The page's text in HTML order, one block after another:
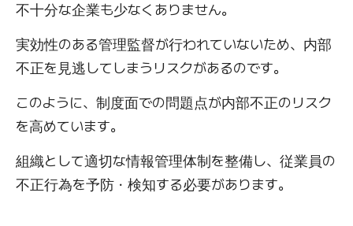
不十分な企業も少なくありません。
実効性のある管理監督が行われていないため、内部
不正を見逃してしまうリスクがあるのです。
このように、制度面での問題点が内部不正のリスク
を高めています。
組織として適切な情報管理体制を整備し、従業員の
不正行為を予防・検知する必要があります。